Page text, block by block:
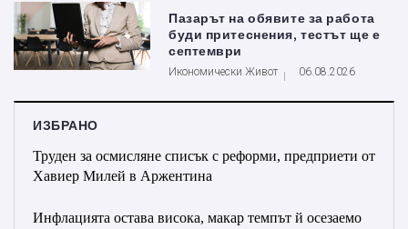
Пазарът на обявите за работа
буди притеснения, тестът ще е
септември
Икономически Живот 06.08.2026
ИЗБРАНО
Труден за осмисляне списък с реформи, предприети от
Хавиер Милей в Аржентина
Инфлацията остава висока, макар темпът й осезаемо